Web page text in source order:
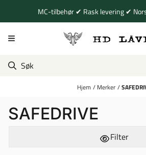
Hopp til innholdMC-tilbehør ✔ Rask levering ✔
Hjem / Merker /
SAFEDRIVE
Filter